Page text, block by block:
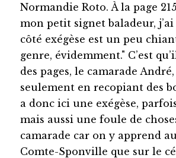
Normandie Roto. À la page
mon petit signet baladeur, j’ai
côté exégèse est un peu
genre, évidemment." C’est
des pages, le camarade
seulement en recopiant des
a donc ici une exégèse,
mais aussi une foule de
camarade car on y apprend
Comte-Sponville que sur le